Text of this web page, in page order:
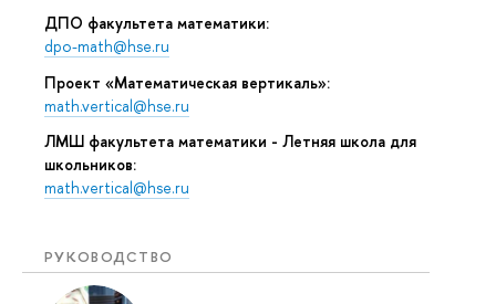
ДПО факультета математики:
dpo-math@hse.ru
Проект «Математическая вертикаль»:
math.vertical@hse.ru
ЛМШ факультета математики - Летняя школа для
школьников:
math.vertical@hse.ru
РУКОВОДСТВО